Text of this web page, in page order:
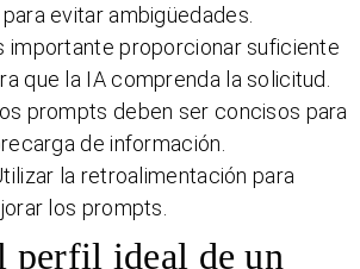
evitar ambigüedades.
importante proporcionar suficiente
que la IA comprenda la solicitud.
prompts deben ser concisos para
de información.
la retroalimentación para
los prompts.
perfil ideal de un